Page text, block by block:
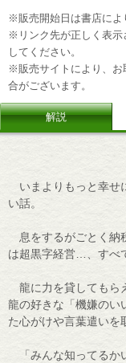
※販売開始日は書店によ
※リンク先が正しく表示
してください。
※販売サイトにより、お
合がございます。
解説
いまよりもっと幸せ
い話。
息をするがごとく納
は超黒字経営…、すべ
龍に力を貸してもら
龍の好きな「機嫌のい
た心がけや言葉遣いを
「みんな知ってるか